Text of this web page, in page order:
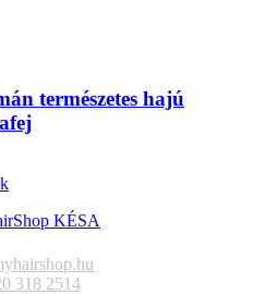
természetes hajú
318 2514